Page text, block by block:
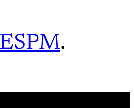
ESPM.